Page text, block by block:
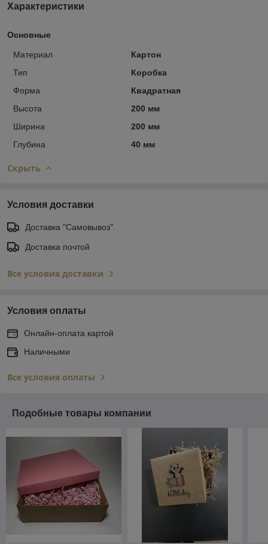
Характеристики
Основные
Материал
Картон
Тип
Коробка
Форма
Квадратная
Высота
200 мм
Ширина
200 мм
Глубина
40 мм
Скрыть
Условия доставки
Доставка "Самовывоз"
Доставка почтой
Все условия доставки
Условия оплаты
Онлайн-оплата картой
Наличными
Все условия оплаты
Подобные товары компании